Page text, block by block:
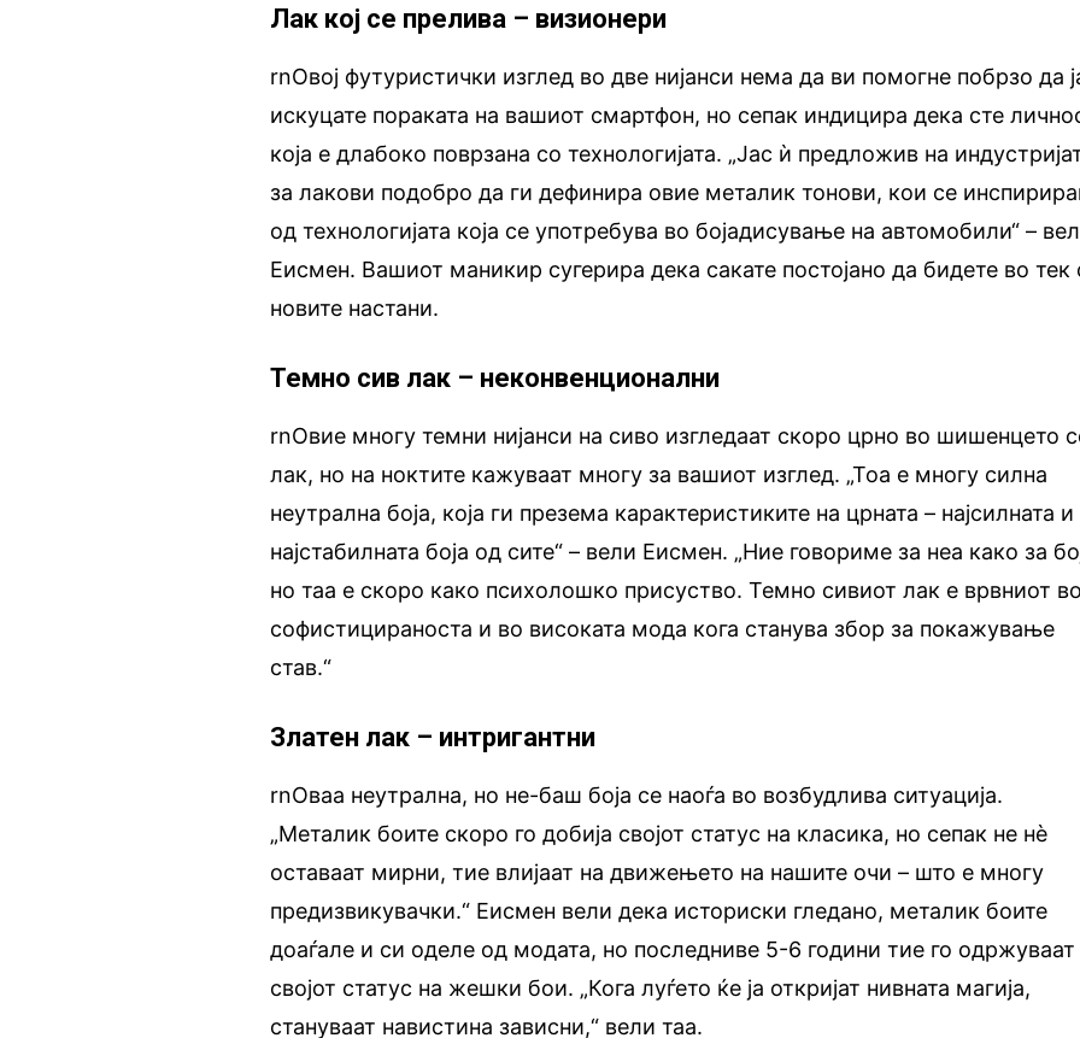
Лак кој се прелива – визионери
rnОвој футуристички изглед во две нијанси нема да ви помогне побрзо да
искуцате пораката на вашиот смартфон, но сепак индицира дека сте
која е длабоко поврзана со технологијата. „Јас ѝ предложив на
за лакови подобро да ги дефинира овие металик тонови, кои се
од технологијата која се употребува во бојадисување на автомобили“ –
Еисмен. Вашиот маникир сугерира дека сакате постојано да бидете во тек
новите настани.
Темно сив лак – неконвенционални
rnОвие многу темни нијанси на сиво изгледаат скоро црно во шишенцето
лак, но на ноктите кажуваат многу за вашиот изглед. „Тоа е многу силна
неутрална боја, која ги презема карактеристиките на црната – најсилната и
најстабилната боја од сите“ – вели Еисмен. „Ние говориме за неа како за
но таа е скоро како психолошко присуство. Темно сивиот лак е врвниот во
софистицираноста и во високата мода кога станува збор за покажување
став.“
Златен лак – интригантни
rnОваа неутрална, но не-баш боја се наоѓа во возбудлива ситуација.
„Металик боите скоро го добија својот статус на класика, но сепак не нè
оставаат мирни, тие влијаат на движењето на нашите очи – што е многу
предизвикувачки.“ Еисмен вели дека историски гледано, металик боите
доаѓале и си оделе од модата, но последниве 5-6 години тие го одржуваат
својот статус на жешки бои. „Кога луѓето ќе ја откријат нивната магија,
стануваат навистина зависни,“ вели таа.